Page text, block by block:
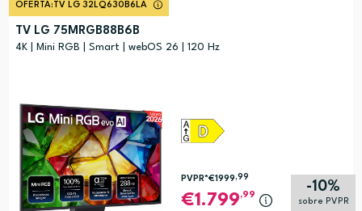
OFERTA: TV LG 32LQ630B6LA
TV LG 75MRGB88B6B
4K | Mini RGB | Smart | webOS 26 | 120 Hz
-10%
sobre PVPR
PVPR*€1999 ,99
1.799,99